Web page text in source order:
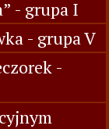
- grupa I
- grupa V
-